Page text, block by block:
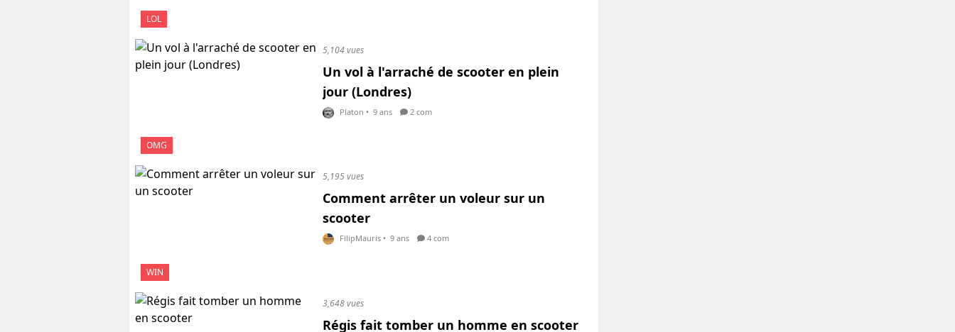
LOL
OMG
5,104 vues
Un vol à l'arraché de scooter en plein
jour (Londres)
Platon • 9 ans 2 com
WIN
5,195 vues
Comment arrêter un voleur sur un
scooter
FilipMauris • 9 ans 4 com
3,648 vues
Régis fait tomber un homme en scooter